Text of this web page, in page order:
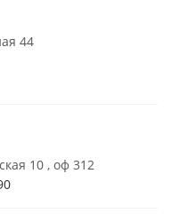
44
10 , оф 312